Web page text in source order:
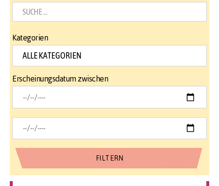
Kategorien
Erscheinungsdatum zwischen